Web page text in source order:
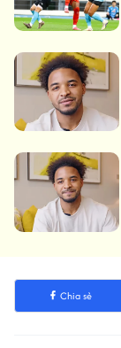
Chia sẻ